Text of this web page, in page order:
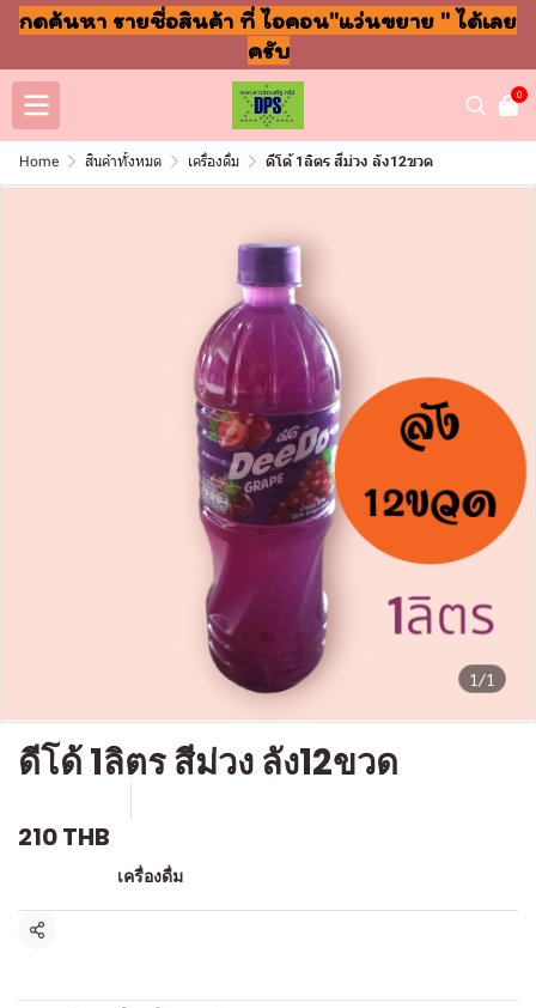
กดค้นหา รายชื่อสินค้า ที่ ไอคอน"แว่นขยาย " ได้เลย
ครับ
0
Home สินค้าทั้งหมด เครื่องดื่ม ดีโด้ 1ลิตร สีม่วง ลัง12ขวด
1/1
ดีโด้ 1ลิตร สีม่วง ลัง12ขวด
210 THB
เครื่องดื่ม
แชร์